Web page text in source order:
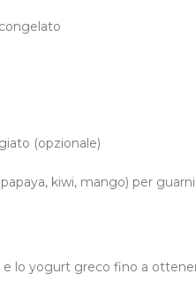
(opzionale)
kiwi, mango) per
e lo yogurt greco fino a